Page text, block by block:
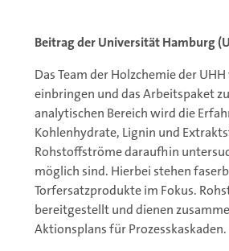
Beitrag der Universität Hamburg
Das Team der Holzchemie der
einbringen und das Arbeitspaket
analytischen Bereich wird die
Kohlenhydrate, Lignin und
Rohstoffströme daraufhin
möglich sind. Hierbei stehen
Torfersatzprodukte im Fokus.
bereitgestellt und dienen
Aktionsplans für Prozesskaskaden.